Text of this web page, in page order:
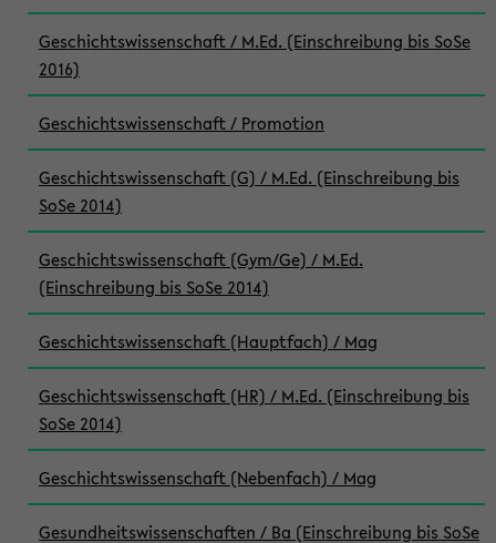
Geschichtswissenschaft / M.Ed. (Einschreibung bis SoSe
2016)
Geschichtswissenschaft / Promotion
Geschichtswissenschaft (G) / M.Ed. (Einschreibung bis
SoSe 2014)
Geschichtswissenschaft (Gym/Ge) / M.Ed.
(Einschreibung bis SoSe 2014)
Geschichtswissenschaft (Hauptfach) / Mag
Geschichtswissenschaft (HR) / M.Ed. (Einschreibung bis
SoSe 2014)
Geschichtswissenschaft (Nebenfach) / Mag
Gesundheitswissenschaften / Ba (Einschreibung bis SoSe